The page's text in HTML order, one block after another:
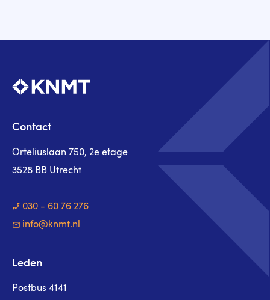
Contact
Orteliuslaan 750, 2e etage
3528 BB Utrecht
030 - 60 76 276
info@knmt.nl
Leden
Postbus 4141